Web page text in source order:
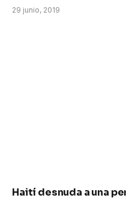
29 junio, 2019
Haití desnuda a una